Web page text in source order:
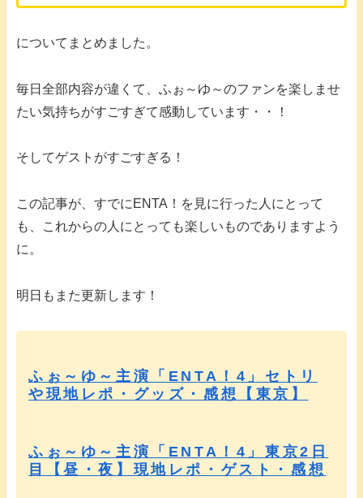
についてまとめました。
毎日全部内容が違くて、ふぉ～ゆ～のファンを楽しませ
たい気持ちがすごすぎて感動しています・・！
そしてゲストがすごすぎる！
この記事が、すでにENTA！を見に行った人にとって
も、これからの人にとっても楽しいものでありますよう
に。
明日もまた更新します！
ふぉ～ゆ～主演「ENTA！4」セトリ
や現地レポ・グッズ・感想【東京】
ふぉ～ゆ～主演「ENTA！4」東京2日
目【昼・夜】現地レポ・ゲスト・感想